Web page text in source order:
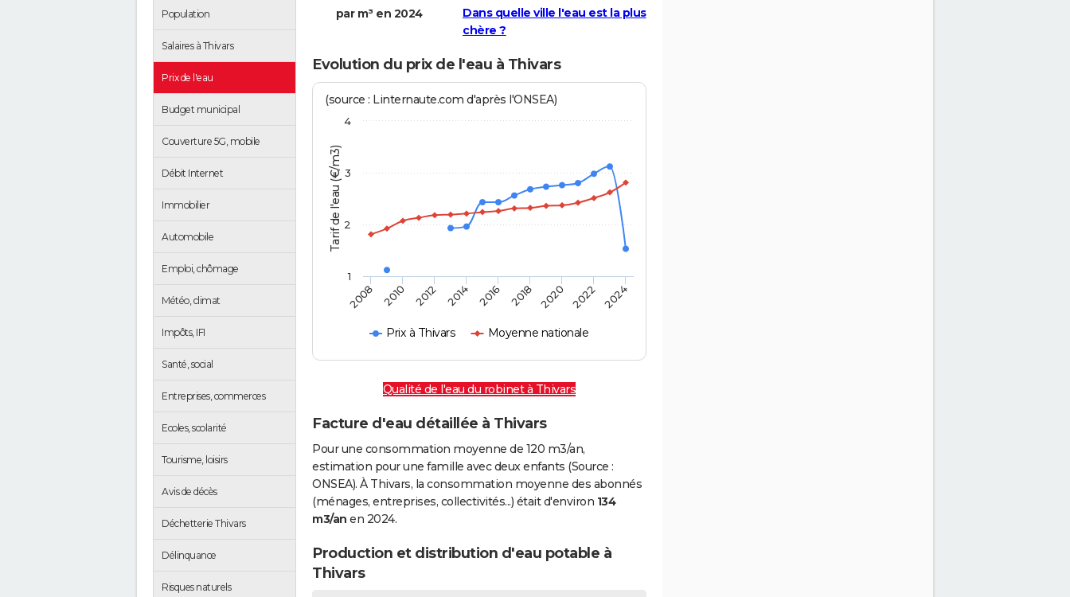
Population
Salaires à Thivars
Prix de l'eau
Budget municipal
Couverture 5G, mobile
Débit Internet
Immobilier
Automobile
Emploi, chômage
Météo, climat
Impôts, IFI
Santé, social
Entreprises, commerces
Ecoles, scolarité
Tourisme, loisirs
Avis de décès
Déchetterie Thivars
Délinquance
Risques naturels
par m³ en 2024
Dans quelle ville l'eau est la plus
chère ?
Evolution du prix de l'eau à Thivars
Tarif de l'eau (€/m3)
(source : Linternaute.com d'après l'ONSEA)
Prix à Thivars Moyenne nationale
2008 2010 2012 2014 2016 2018 2020 2022 2024
1
2
3
4
Qualité de l'eau du robinet à Thivars
Facture d'eau détaillée à Thivars
Pour une consommation moyenne de 120 m3/an,
estimation pour une famille avec deux enfants (Source :
ONSEA). À Thivars, la consommation moyenne des abonnés
(ménages, entreprises, collectivités...) était d'environ 134
m3/an en 2024.
Production et distribution d'eau potable à
Thivars